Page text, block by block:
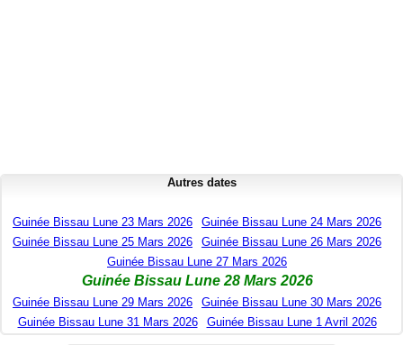
Autres dates
Guinée Bissau Lune 23 Mars 2026
Guinée Bissau Lune 24 Mars 2026
Guinée Bissau Lune 25 Mars 2026
Guinée Bissau Lune 26 Mars 2026
Guinée Bissau Lune 27 Mars 2026
Guinée Bissau Lune 28 Mars 2026
Guinée Bissau Lune 29 Mars 2026
Guinée Bissau Lune 30 Mars 2026
Guinée Bissau Lune 31 Mars 2026
Guinée Bissau Lune 1 Avril 2026